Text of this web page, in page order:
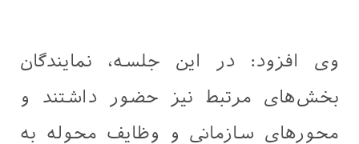
وی افزود: در این جلسه، نمایندگان
بخش‌های مرتبط نیز حضور داشتند و
محورهای سازمانی و وظایف محوله به